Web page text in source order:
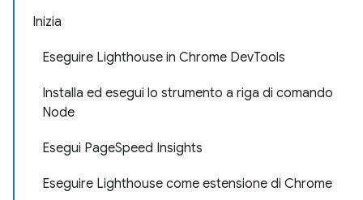
Inizia
Eseguire Lighthouse in Chrome DevTools
Installa ed esegui lo strumento a riga di comando
Node
Esegui PageSpeed Insights
Eseguire Lighthouse come estensione di Chrome